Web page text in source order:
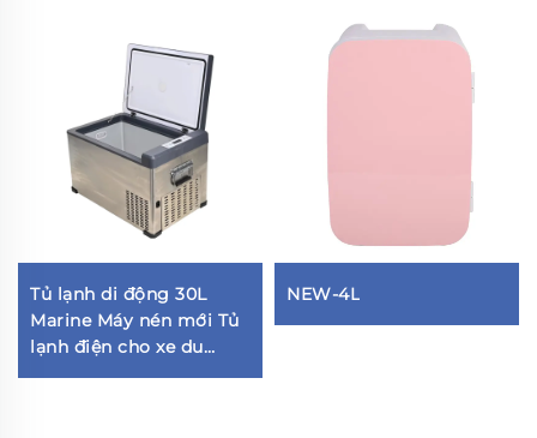
Tủ lạnh di động 30L
Marine Máy nén mới Tủ
lạnh điện cho xe du
thuyền Gia đình Giá cả
NEW-4L